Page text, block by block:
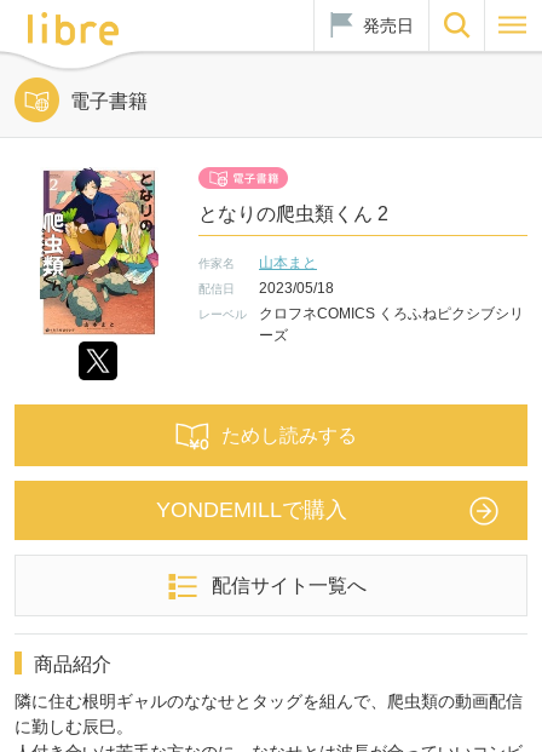
発売日
電子書籍
となりの爬虫類くん 2
作家名 山本まと
配信日 2023/05/18
レーベル
クロフネCOMICS くろふねピクシブシリ
ーズ
ためし読みする
YONDEMILLで購入
配信サイト一覧へ
商品紹介
隣に住む根明ギャルのななせとタッグを組んで、爬虫類の動画配信
に勤しむ辰巳。